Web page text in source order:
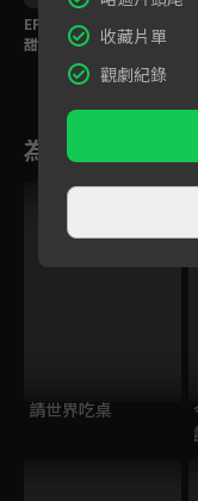
EP05預告：網紅鬧事讓
甜點店陷危機！郭雪芙
努力挽回店譽卻累倒
為您推薦
跟播中
請世界吃桌
收藏片單
觀劇紀錄